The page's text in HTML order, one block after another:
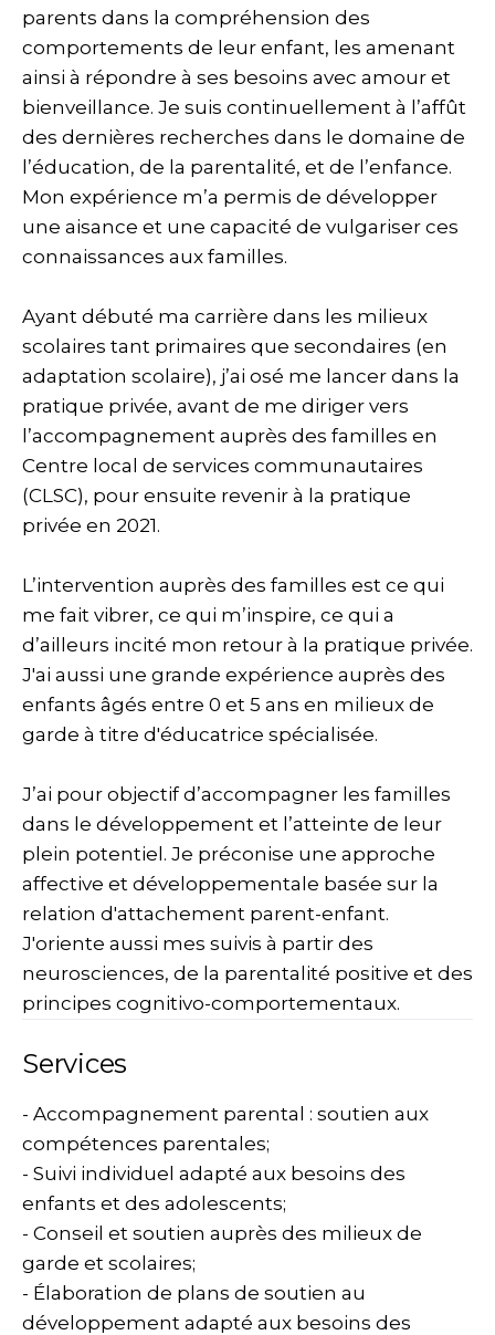
parents dans la compréhension des
comportements de leur enfant, les amenant
ainsi à répondre à ses besoins avec amour et
bienveillance. Je suis continuellement à l’affût
des dernières recherches dans le domaine de
l’éducation, de la parentalité, et de l’enfance.
Mon expérience m’a permis de développer
une aisance et une capacité de vulgariser ces
connaissances aux familles.
Ayant débuté ma carrière dans les milieux
scolaires tant primaires que secondaires (en
adaptation scolaire), j’ai osé me lancer dans la
pratique privée, avant de me diriger vers
l’accompagnement auprès des familles en
Centre local de services communautaires
(CLSC), pour ensuite revenir à la pratique
privée en 2021.
L’intervention auprès des familles est ce qui
me fait vibrer, ce qui m’inspire, ce qui a
d’ailleurs incité mon retour à la pratique privée.
J'ai aussi une grande expérience auprès des
enfants âgés entre 0 et 5 ans en milieux de
garde à titre d'éducatrice spécialisée.
J’ai pour objectif d’accompagner les familles
dans le développement et l’atteinte de leur
plein potentiel. Je préconise une approche
affective et développementale basée sur la
relation d'attachement parent-enfant.
J'oriente aussi mes suivis à partir des
neurosciences, de la parentalité positive et des
principes cognitivo-comportementaux.
Services
- Accompagnement parental : soutien aux
compétences parentales;
- Suivi individuel adapté aux besoins des
enfants et des adolescents;
- Conseil et soutien auprès des milieux de
garde et scolaires;
- Élaboration de plans de soutien au
développement adapté aux besoins des